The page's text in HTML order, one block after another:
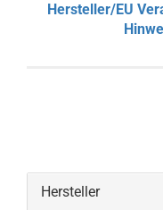
Hersteller/EU
Hersteller